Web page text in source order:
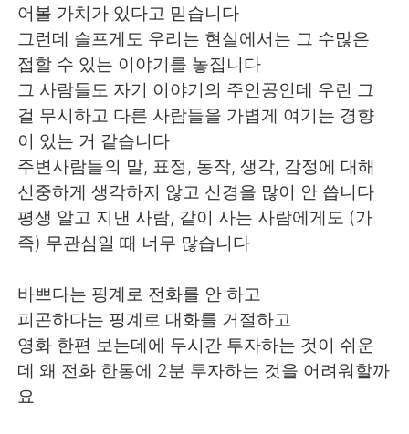
어볼 가치가 있다고 믿습니다
그런데 슬프게도 우리는 현실에서는 그 수많은
접할 수 있는 이야기를 놓집니다
그 사람들도 자기 이야기의 주인공인데 우린 그
걸 무시하고 다른 사람들을 가볍게 여기는 경향
이 있는 거 같습니다
주변사람들의 말, 표정, 동작, 생각, 감정에 대해
신중하게 생각하지 않고 신경을 많이 안 씁니다
평생 알고 지낸 사람, 같이 사는 사람에게도 (가
족) 무관심일 때 너무 많습니다
바쁘다는 핑계로 전화를 안 하고
피곤하다는 핑계로 대화를 거절하고
영화 한편 보는데에 두시간 투자하는 것이 쉬운
데 왜 전화 한통에 2분 투자하는 것을 어려워할까
요